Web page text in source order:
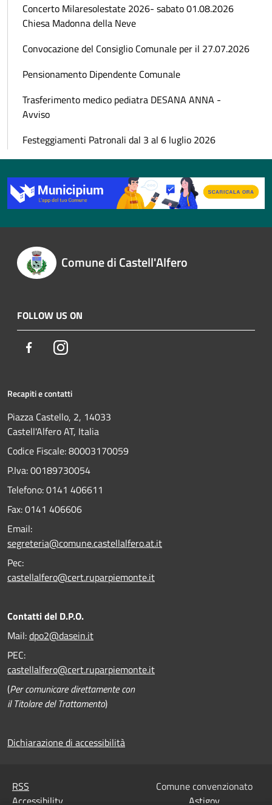
Concerto Milaresolestate 2026- sabato 01.08.2026
Chiesa Madonna della Neve
Convocazione del Consiglio Comunale per il 27.07.2026
Pensionamento Dipendente Comunale
Trasferimento medico pediatra DESANA ANNA -
Avviso
Festeggiamenti Patronali dal 3 al 6 luglio 2026
Comune di Castell'Alfero
FOLLOW US ON
FacebookInstagram
Recapiti e contatti
Piazza Castello, 2, 14033
Castell'Alfero AT, Italia
Codice Fiscale: 80003170059
P.Iva: 00189730054
Telefono:0141 406611
Fax:0141 406606
Email:
segreteria@comune.castellalfero.at.it
Pec:
castellalfero@cert.ruparpiemonte.it
Contatti del D.P.O.
Mail:dpo2@dasein.it
PEC:
castellalfero@cert.ruparpiemonte.it
(Per comunicare direttamente con
il Titolare del Trattamento)
Dichiarazione di accessibilità
RSS
Accessibility
Comune convenzionato
Astigov